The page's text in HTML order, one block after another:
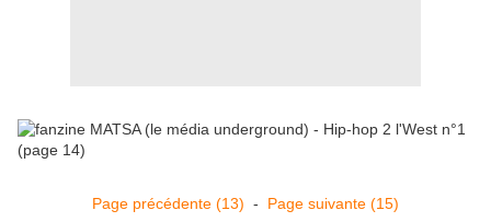
Page précédente (13) - Page suivante (15)